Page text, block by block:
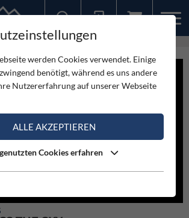
werden Cookies verwendet. Einige
benötigt, während es uns andere
Nutzererfahrung auf unserer Webseite
ALLE AKZEPTIEREN
Cookies erfahren